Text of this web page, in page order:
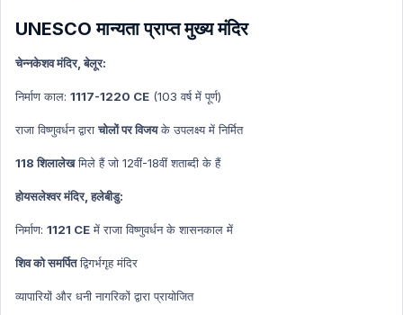
World Economy Hindi
Indian Polity Hindi
MP GK HIndi
Defense Technology
Defense Technology Hindi
International organization
International organization Hindi
New Appointment
UNESCO मान्यता प्राप्त मुख्य मंदिर
चेन्नकेशव मंदिर, बेलूर:
निर्माण काल: 1117-1220 CE (103 वर्ष में पूर्ण)
राजा विष्णुवर्धन द्वाराचोलों पर विजयके उपलक्ष्य में निर्मित
118 शिलालेखमिले हैं जो 12वीं-18वीं शताब्दी के हैं
होयसलेश्वर मंदिर, हलेबीडु:
निर्माण: 1121 CE में राजा विष्णुवर्धन के शासनकाल में
शिव को समर्पितद्विगर्भगृह मंदिर
व्यापारियों और धनी नागरिकों द्वारा प्रायोजित